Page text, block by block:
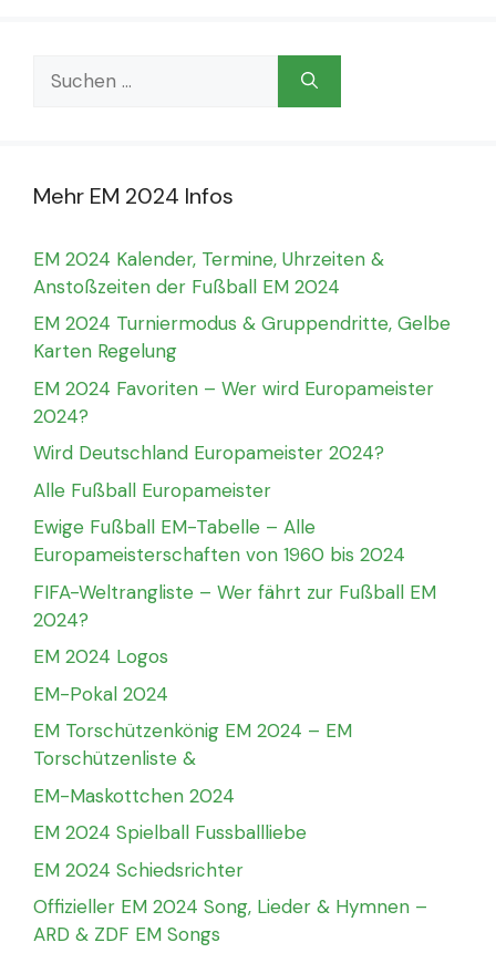
Suchen
nach:
Mehr EM 2024 Infos
EM 2024 Kalender, Termine, Uhrzeiten &
Anstoßzeiten der Fußball EM 2024
EM 2024 Turniermodus & Gruppendritte, Gelbe
Karten Regelung
EM 2024 Favoriten – Wer wird Europameister
2024?
Wird Deutschland Europameister 2024?
Alle Fußball Europameister
Ewige Fußball EM-Tabelle – Alle
Europameisterschaften von 1960 bis 2024
FIFA-Weltrangliste – Wer fährt zur Fußball EM
2024?
EM 2024 Logos
EM-Pokal 2024
EM Torschützenkönig EM 2024 – EM
Torschützenliste &
EM-Maskottchen 2024
EM 2024 Spielball Fussballliebe
EM 2024 Schiedsrichter
Offizieller EM 2024 Song, Lieder & Hymnen –
ARD & ZDF EM Songs